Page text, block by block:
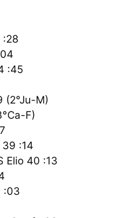
:28
:45
(2°Ju-M)
F)
39 :14
Elio 40 :13
:03